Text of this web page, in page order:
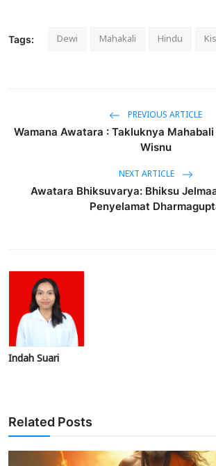
Tags: Dewi Mahakali Hindu
PREVIOUS ARTICLE
Wamana Awatara : Takluknya
Wisnu
NEXT ARTICLE
Awatara Bhiksuvarya: Bhiksu
Penyelamat
Indah Suari
Related Posts